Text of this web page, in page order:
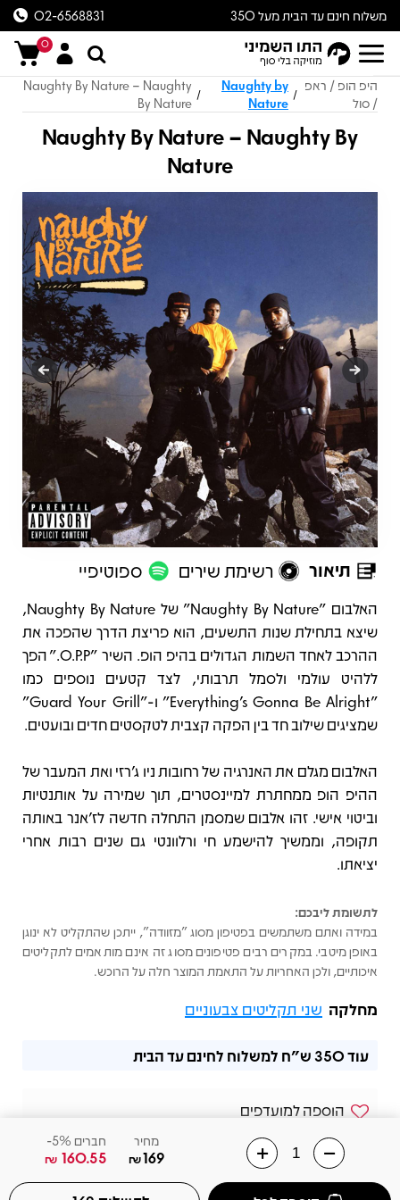
משלוח חינם עד הבית מעל 350
ש״ח
02-6568831
0
היפ הופ / ראפ
/ סול
/
Naughty by
Nature
/
Naughty By Nature – Naughty
By Nature
Naughty By Nature – Naughty By
Nature
תיאור רשימת שירים ספוטיפיי
תיאור
האלבום "Naughty By Nature" של Naughty By Nature,
שיצא בתחילת שנות התשעים, הוא פריצת הדרך שהפכה את
ההרכב לאחד השמות הגדולים בהיפ הופ. השיר "O.P.P." הפך
ללהיט עולמי ולסמל תרבותי, לצד קטעים נוספים כמו
"Everything’s Gonna Be Alright" ו-"Guard Your Grill"
שמציגים שילוב חד בין הפקה קצבית לטקסטים חדים ובועטים.
האלבום מגלם את האנרגיה של רחובות ניו ג’רזי ואת המעבר של
ההיפ הופ ממחתרת למיינסטרים, תוך שמירה על אותנטיות
וביטוי אישי. זהו אלבום שמסמן התחלה חדשה לז’אנר באותה
תקופה, וממשיך להישמע חי ורלוונטי גם שנים רבות אחרי
יציאתו.
לתשומת ליבכם:
במידה ואתם משתמשים בפטיפון מסוג "מזוודה", ייתכן שהתקליט לא ינוגן
באופן מיטבי. במקרים רבים פטיפונים מסוג זה אינם מותאמים לתקליטים
איכותיים, ולכן האחריות על התאמת המוצר חלה על הרוכש.
מחלקה שני תקליטים צבעוניים
מחיר
169
₪
חברים 5%-
160.55
₪
עוד350 ש"ח למשלוח לחינם עד הבית
הוספה למועדפים
שלחו הודעה בוואצאפ
02-6568831